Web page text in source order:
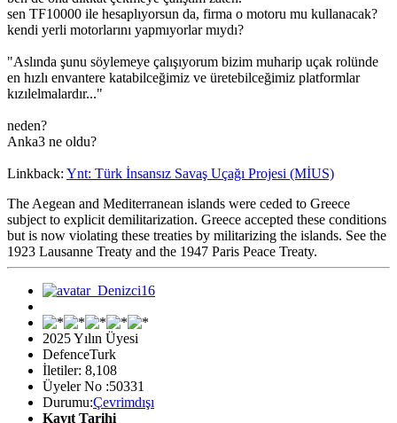
sen TF10000 ile hesaplıyorsun da, firma o motoru mu kullanacak?
kendi yerli motorlarını yapmıyorlar mıydı?
"Aslında şunu söylemeye çalışıyorum bizim muharip uçak rolünde
en hızlı envantere katabilceğimiz ve üretebilceğimiz platformlar
kızılelmalardır..."
neden?
Anka3 ne oldu?
Linkback: Ynt: Türk İnsansız Savaş Uçağı Projesi (MİUS)
The Aegean and Mediterranean islands were ceded to Greece
subject to explicit demilitarization. Greece accepted these conditions
but is now violating these treaties by militarizing the islands. See the
1923 Lausanne Treaty and the 1947 Paris Peace Treaty.
2025 Yılın Üyesi
DefenceTurk
İletiler: 8,108
Üyeler No :50331
Durumu:Çevrimdışı
Kayıt Tarihi